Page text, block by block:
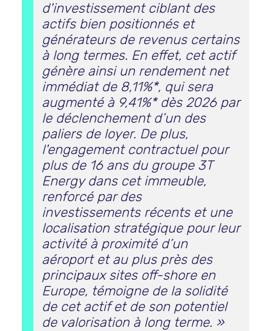
d'investissement ciblant des
actifs bien positionnés et
générateurs de revenus certains
à long termes. En effet, cet actif
génère ainsi un rendement net
immédiat de 8,11%*, qui sera
augmenté à 9,41%* dès 2026 par
le déclenchement d’un des
paliers de loyer. De plus,
l'engagement contractuel pour
plus de 16 ans du groupe 3T
Energy dans cet immeuble,
renforcé par des
investissements récents et une
localisation stratégique pour leur
activité à proximité d’un
aéroport et au plus près des
principaux sites off-shore en
Europe, témoigne de la solidité
de cet actif et de son potentiel
de valorisation à long terme. »